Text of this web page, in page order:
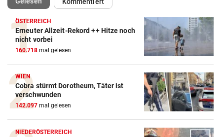
ÖSTERREICH
Erneuter Allzeit-Rekord ++ Hitze noch
nicht vorbei
160.718 mal gelesen
WIEN
Cobra stürmt Dorotheum, Täter ist
verschwunden
142.097 mal gelesen
NIEDERÖSTERREICH